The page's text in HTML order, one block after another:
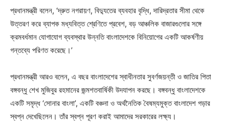
প্রধানমন্ত্রী বলেন, ‘দ্রুত নগরায়ণ, বিদ্যুতের ব্যবহার বৃদ্ধি, দারিদ্রতার সীমা থেকে
উত্তরণ করে ব্যাপক মধ্যবিত্ত শ্রেণিতে প্রবেশ, বড় আঞ্চলিক বাজারগুলোর সঙ্গে
ক্রমবর্ধমান যোগাযোগ ব্যবস্থার উন্নতি বাংলাদেশকে বিনিয়োগের একটি আকর্ষণীয়
গন্তব্যে পরিণত করেছে।’
প্রধানমন্ত্রী আরও বলেন, এ বছর বাংলাদেশের স্বাধীনতার সুবর্ণজয়ন্তী ও জাতির পিতা
বঙ্গবন্ধু শেখ মুজিবুর রহমানের জন্মশতবার্ষিকী উদযাপন করছে। বঙ্গবন্ধু বাংলাদেশকে
একটি সমৃদ্ধ ‘সোনার বাংলা’, একটি বঞ্চনা ও অর্থনৈতিক বৈষম্যমুক্ত বাংলাদেশ গড়ার
স্বপ্ন দেখেছিলেন। তাঁর স্বপ্ন পূরণ করাই আমাদের সরকারের লক্ষ্য।